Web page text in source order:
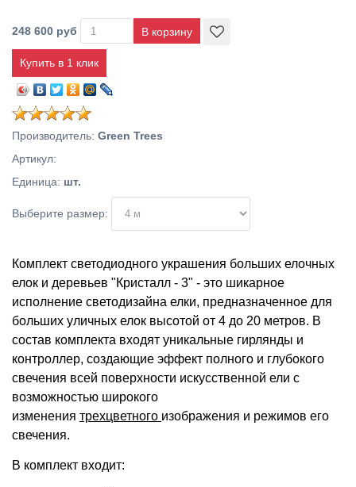
248 600 руб
Купить в 1 клик
Производитель: Green Trees
Артикул:
Единица: шт.
Выберите размер:
Комплект светодиодного украшения больших елочных
елок и деревьев "Кристалл - 3" - это шикарное
исполнение светодизайна елки, предназначенное для
больших уличных елок высотой от 4 до 20 метров. В
состав комплекта входят уникальные гирлянды и
контроллер, создающие эффект полного и глубокого
свечения всей поверхности искусственной ели с
возможностью широкого
изменения трехцветного изображения и режимов его
свечения.
В комплект входит: